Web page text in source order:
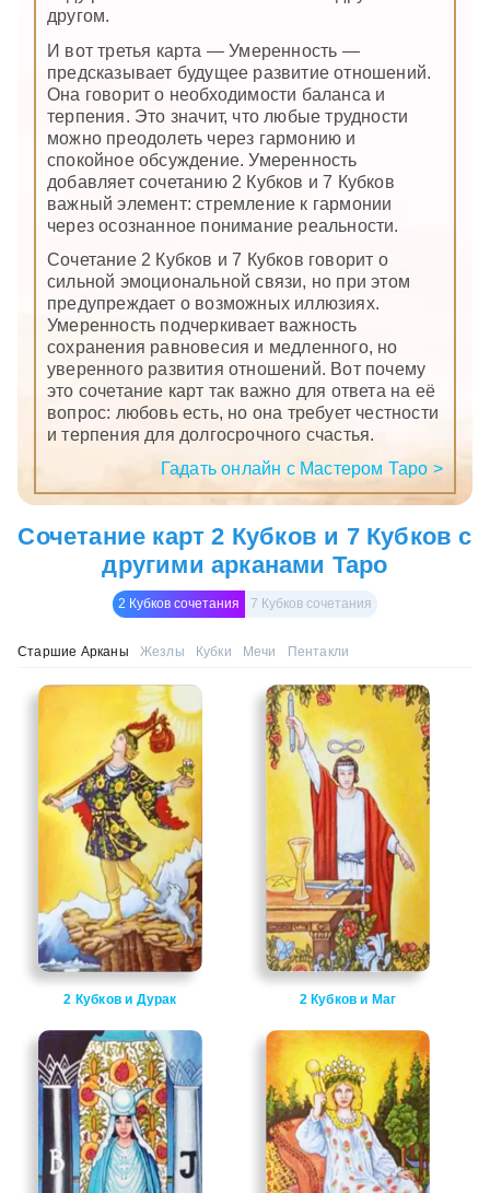
другом.
И вот третья карта — Умеренность —
предсказывает будущее развитие отношений.
Она говорит о необходимости баланса и
терпения. Это значит, что любые трудности
можно преодолеть через гармонию и
спокойное обсуждение. Умеренность
добавляет сочетанию 2 Кубков и 7 Кубков
важный элемент: стремление к гармонии
через осознанное понимание реальности.
Сочетание 2 Кубков и 7 Кубков говорит о
сильной эмоциональной связи, но при этом
предупреждает о возможных иллюзиях.
Умеренность подчеркивает важность
сохранения равновесия и медленного, но
уверенного развития отношений. Вот почему
это сочетание карт так важно для ответа на её
вопрос: любовь есть, но она требует честности
и терпения для долгосрочного счастья.
Гадать онлайн с Мастером Таро >
Сочетание карт 2 Кубков и 7 Кубков с
другими арканами Таро
2 Кубков сочетания 7 Кубков сочетания
Старшие Арканы Жезлы Кубки Мечи Пентакли
2 Кубков и Дурак 2 Кубков и Маг